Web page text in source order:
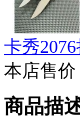
卡秀
本店售价
商品描